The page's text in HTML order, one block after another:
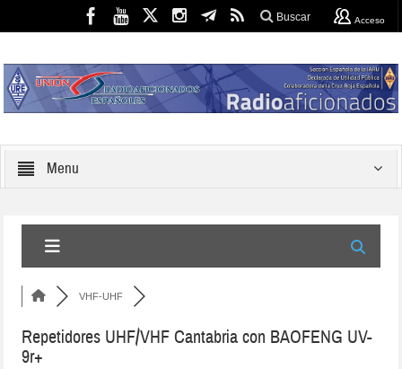
Buscar Acceso
Menu
VHF-UHF
Repetidores UHF/VHF Cantabria con BAOFENG UV-
9r+